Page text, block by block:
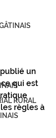
RURAL
un
qui est
règles à